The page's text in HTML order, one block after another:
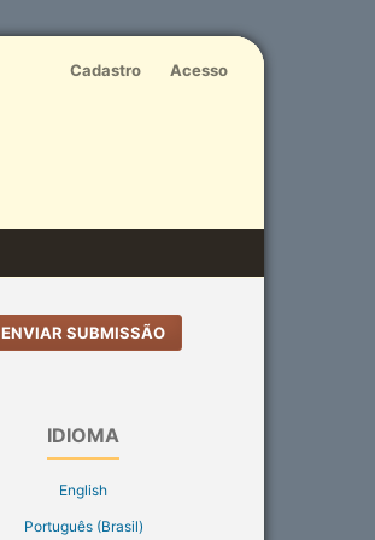
Cadastro Acesso
ENVIAR SUBMISSÃO
IDIOMA
English
Português (Brasil)